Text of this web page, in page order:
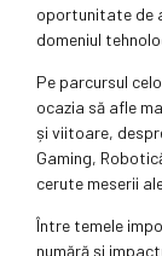
oportunitate de
domeniul
Pe parcursul
ocazia să afle
și viitoare,
Gaming,
cerute meserii
Între temele
numără și